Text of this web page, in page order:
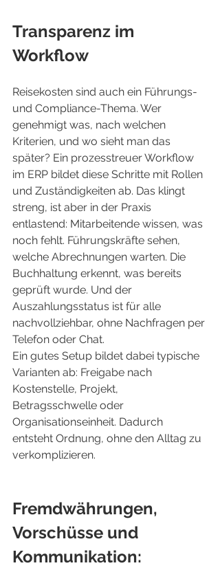
Transparenz im
Workflow
Reisekosten sind auch ein Führungs-
und Compliance-Thema. Wer
genehmigt was, nach welchen
Kriterien, und wo sieht man das
später? Ein prozesstreuer Workflow
im ERP bildet diese Schritte mit Rollen
und Zuständigkeiten ab. Das klingt
streng, ist aber in der Praxis
entlastend: Mitarbeitende wissen, was
noch fehlt. Führungskräfte sehen,
welche Abrechnungen warten. Die
Buchhaltung erkennt, was bereits
geprüft wurde. Und der
Auszahlungsstatus ist für alle
nachvollziehbar, ohne Nachfragen per
Telefon oder Chat.
Ein gutes Setup bildet dabei typische
Varianten ab: Freigabe nach
Kostenstelle, Projekt,
Betragsschwelle oder
Organisationseinheit. Dadurch
entsteht Ordnung, ohne den Alltag zu
verkomplizieren.
Fremdwährungen,
Vorschüsse und
Kommunikation: